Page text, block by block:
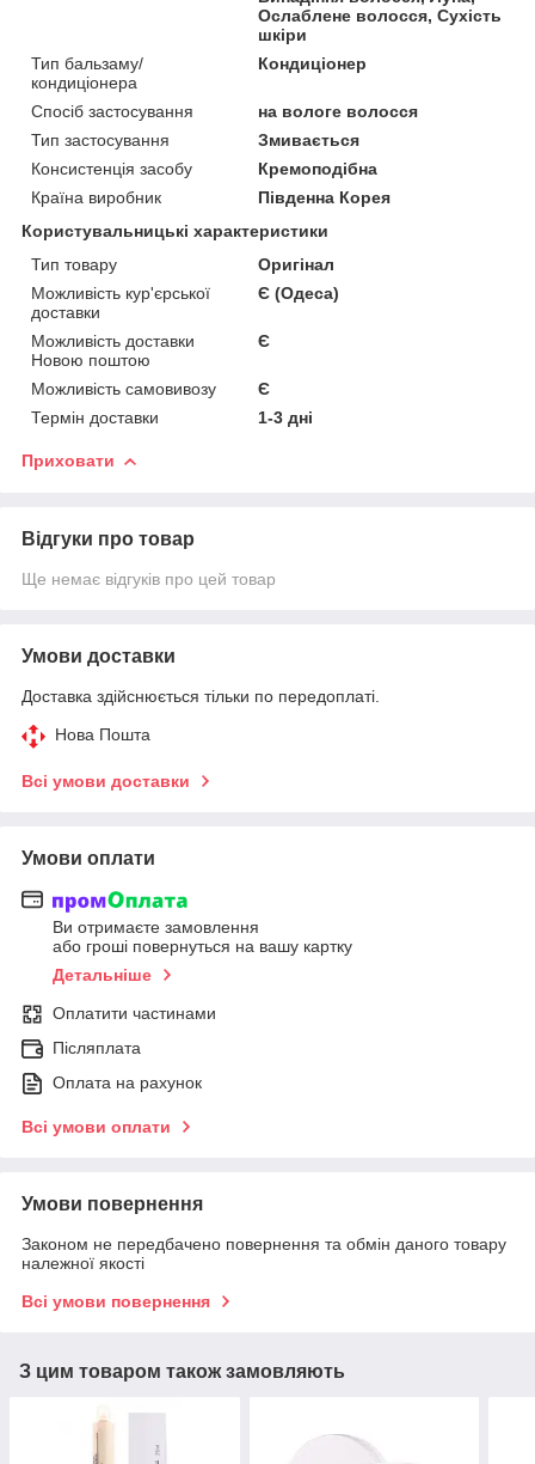
Ослаблене волосся, Сухість
шкіри
Тип бальзаму/
кондиціонера
Кондиціонер
Спосіб застосування
на вологе волосся
Тип застосування
Змивається
Консистенція засобу
Кремоподібна
Країна виробник
Південна Корея
Користувальницькі характеристики
Тип товару
Оригінал
Можливість кур'єрської
доставки
Є (Одеса)
Можливість доставки
Новою поштою
Є
Можливість самовивозу
Є
Термін доставки
1-3 дні
Приховати
Відгуки про товар
Ще немає відгуків про цей товар
Умови доставки
Доставка здійснюється тільки по передоплаті.
Нова Пошта
Всі умови доставки
Умови оплати
Ви отримаєте замовлення
або гроші повернуться на вашу картку
Детальніше
Оплатити частинами
Післяплата
Оплата на рахунок
Всі умови оплати
Умови повернення
Законом не передбачено повернення та обмін даного товару
належної якості
Всі умови повернення
З цим товаром також замовляють